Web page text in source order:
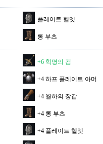
플레이트 헬멧
롱 부츠
+6 혁명의 검
+4 하프 플레이트 아머
+4 월하의 장갑
+4 롱 부츠
+4 플레이트 헬멧